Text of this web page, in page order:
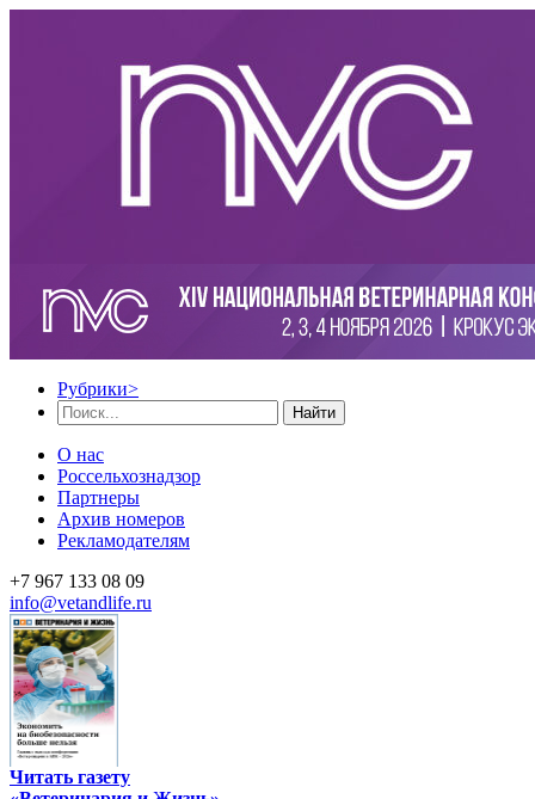
Рубрики>
Найти
О нас
Россельхознадзор
Партнеры
Архив номеров
Рекламодателям
+7 967 133 08 09
info@vetandlife.ru
Читать газету